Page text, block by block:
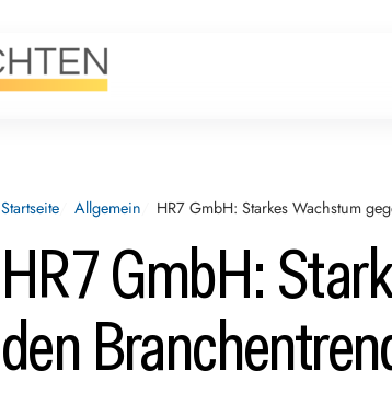
Startseite Allgemein HR7 GmbH: Starkes Wachstum
HR7 GmbH:
den